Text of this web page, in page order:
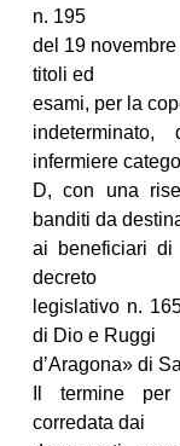
n. 195
del 19
titoli ed
esami, per la
infermiere
D, con una
banditi da
ai beneficiari di
decreto
legislativo n.
di Dio e Ruggi
d’Aragona» di
Il termine
corredata dai